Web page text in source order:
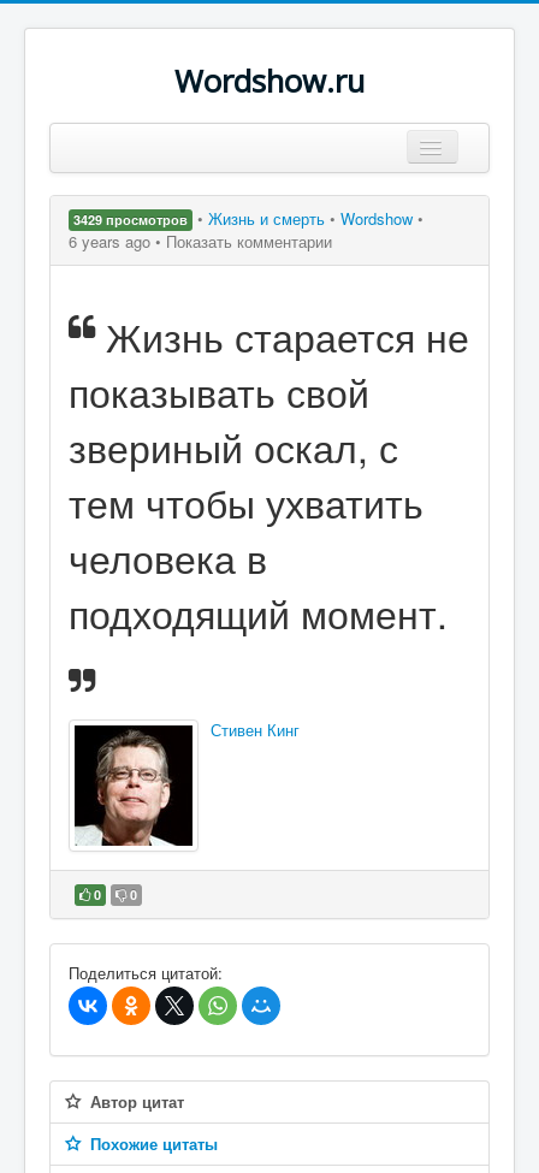
Wordshow.ru
Популярные цитаты
Поиск
3429 просмотров • Жизнь и смерть • Wordshow •
6 years ago • Показать комментарии
Жизнь старается не
показывать свой
звериный оскал, с
тем чтобы ухватить
человека в
подходящий момент.
Стивен Кинг
0 0
В избранное
Поделиться цитатой:
Автор цитат
Похожие цитаты